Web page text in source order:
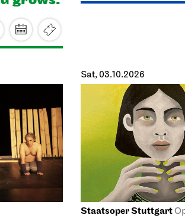
Sat, 03.10.2026
Staatsoper Stuttgart